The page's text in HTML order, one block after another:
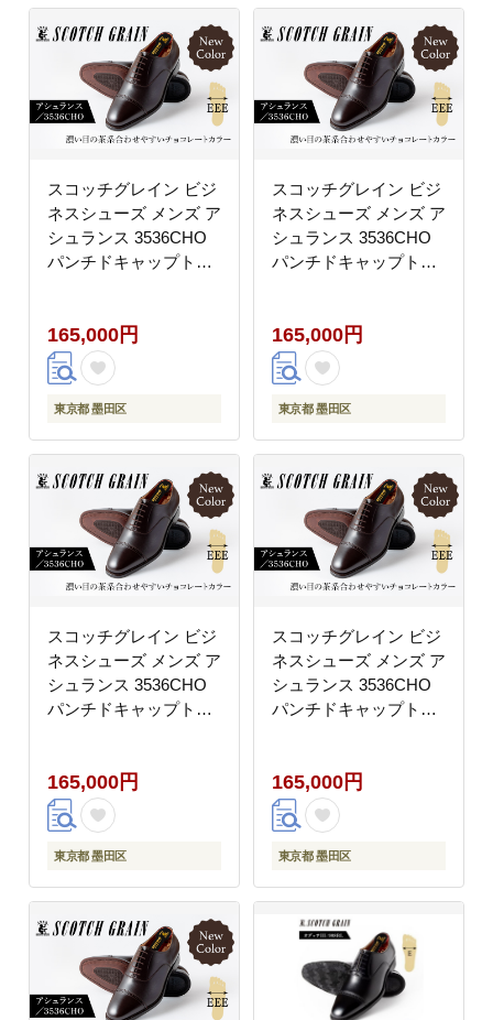
スコッチグレイン ビジ
ネスシューズ メンズ ア
シュランス 3536CHO
パンチドキャップトゥ
【24.5cm】
165,000円
東京都 墨田区
スコッチグレイン ビジ
ネスシューズ メンズ ア
シュランス 3536CHO
パンチドキャップトゥ
【25.0cm】
165,000円
東京都 墨田区
スコッチグレイン ビジ
ネスシューズ メンズ ア
シュランス 3536CHO
パンチドキャップトゥ
【25.5cm】
165,000円
東京都 墨田区
スコッチグレイン ビジ
ネスシューズ メンズ ア
シュランス 3536CHO
パンチドキャップトゥ
【26.5cm】
165,000円
東京都 墨田区